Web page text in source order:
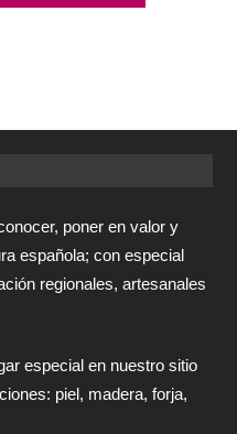
poner en valor y
española; con especial
regionales, artesanales
especial en nuestro sitio
piel, madera, forja,